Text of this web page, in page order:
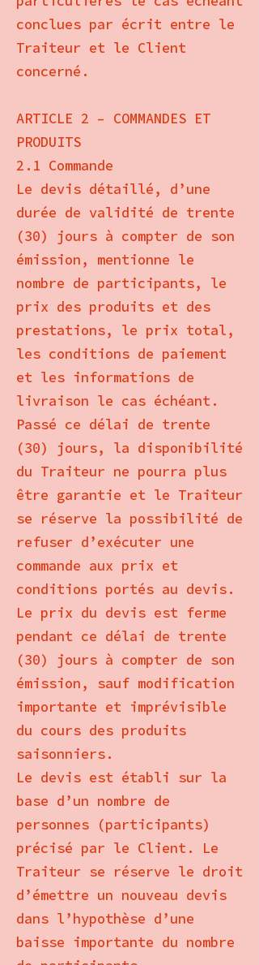
conclues par écrit entre le
Traiteur et le Client
concerné.
ARTICLE 2 – COMMANDES ET
PRODUITS
2.1 Commande
Le devis détaillé, d’une
durée de validité de trente
(30) jours à compter de son
émission, mentionne le
nombre de participants, le
prix des produits et des
prestations, le prix total,
les conditions de paiement
et les informations de
livraison le cas échéant.
Passé ce délai de trente
(30) jours, la disponibilité
du Traiteur ne pourra plus
être garantie et le Traiteur
se réserve la possibilité de
refuser d’exécuter une
commande aux prix et
conditions portés au devis.
Le prix du devis est ferme
pendant ce délai de trente
(30) jours à compter de son
émission, sauf modification
importante et imprévisible
du cours des produits
saisonniers.
Le devis est établi sur la
base d’un nombre de
personnes (participants)
précisé par le Client. Le
Traiteur se réserve le droit
d’émettre un nouveau devis
dans l’hypothèse d’une
baisse importante du nombre